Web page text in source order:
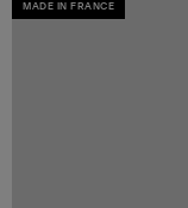
MADE IN FRANCE